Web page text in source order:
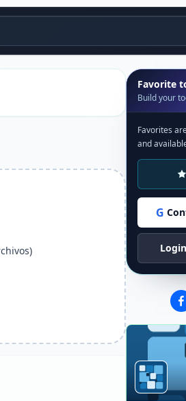
Favorite
Build your
Favorites
and
G
Login